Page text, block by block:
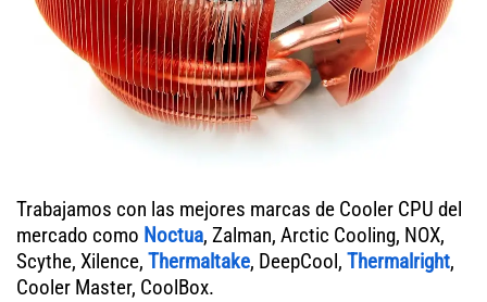
Trabajamos con las mejores marcas de Cooler CPU del
mercado como Noctua, Zalman, Arctic Cooling, NOX,
Scythe, Xilence, Thermaltake, DeepCool, Thermalright,
Cooler Master, CoolBox.